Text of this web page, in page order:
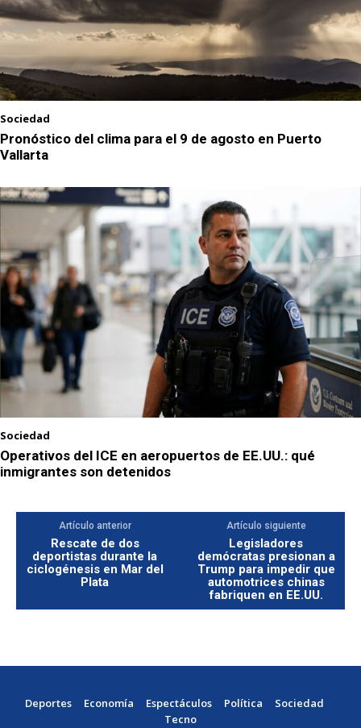
Sociedad
Pronóstico del clima para el 9 de agosto en Puerto
Vallarta
Sociedad
Operativos del ICE en aeropuertos de EE.UU.: qué
inmigrantes son detenidos
Artículo anterior
Rescate de dos
deportistas durante la
ciclogénesis en Mar del
Plata
Artículo siguiente
Legisladores
demócratas presionan a
Trump para impedir que
automotrices chinas
fabriquen en EE.UU.
Deportes Economía Espectáculos Política
Sociedad
Tecno